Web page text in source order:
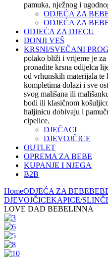
pamuka, nježnog i
ODJEĆA ZA
ODJEĆA ZA
ODJEĆA ZA DJECU
DONJI VEŠ
KRSNI/SVEČANI
polako bliži i vrijeme je
pronađite krsna odijelca
od vrhunskih materijala te
kompletima dolazi i sve
svog mališana ili
bodi ili klasičnom
haljinicu dobivaju i
cipelice.
DJEČACI
DJEVOJČICE
OUTLET
OPREMA ZA BEBE
KUPANJE I NJEGA
B2B
HomeODJEĆA ZA BEBE
DJEVOJČICEKAPICE/
LOVE DAD BEBELINNA